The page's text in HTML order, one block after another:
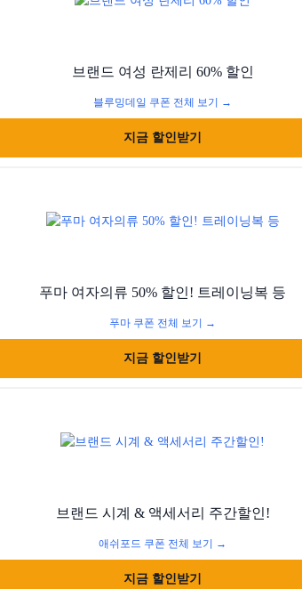
브랜드 여성 란제리 60% 할인
블루밍데일 쿠폰 전체 보기 →
지금 할인받기
푸마 여자의류 50% 할인! 트레이닝복 등
푸마 쿠폰 전체 보기 →
지금 할인받기
브랜드 시계 & 액세서리 주간할인!
애쉬포드 쿠폰 전체 보기 →
지금 할인받기